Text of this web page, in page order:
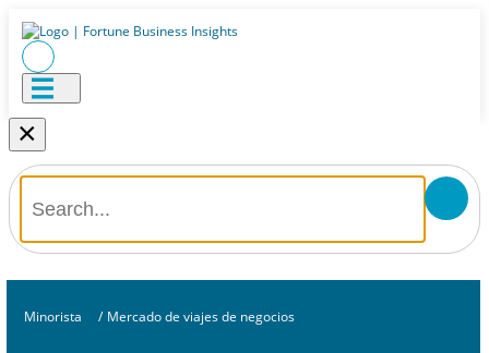
×
Minorista / Mercado de viajes de negocios